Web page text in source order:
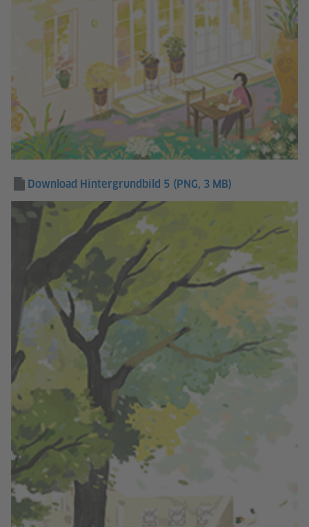
Download Hintergrundbild 5 (PNG, 3 MB)